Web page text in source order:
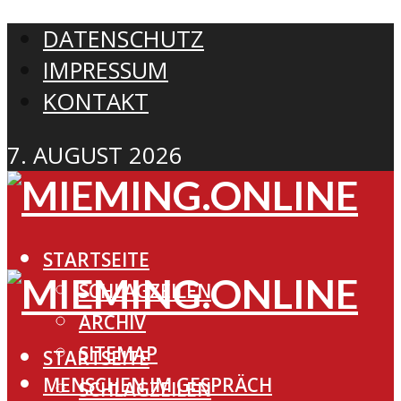
DATENSCHUTZ
IMPRESSUM
KONTAKT
7. AUGUST 2026
STARTSEITE
SCHLAGZEILEN
ARCHIV
SITEMAP
MENSCHEN IM GESPRÄCH
STARTSEITE
SCHLAGZEILEN